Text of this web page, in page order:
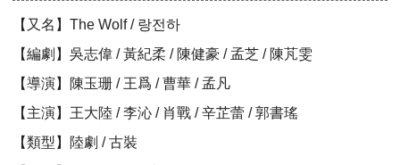
【又名】The Wolf / 랑전하
【編劇】吳志偉 / 黃紀柔 / 陳健豪 / 孟芝 / 陳芃雯
【導演】陳玉珊 / 王爲 / 曹華 / 孟凡
【主演】王大陸 / 李沁 / 肖戰 / 辛芷蕾 / 郭書瑤
【類型】陸劇 / 古裝